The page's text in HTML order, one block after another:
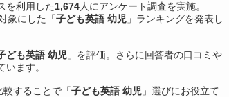
を利用した1,674人にアンケート調査を実施。
象にした「子ども英語 幼児 」ランキングを発表し
ども英語 幼児 」を評価。さらに回答者の口コミや
ます。
較することで「子ども英語 幼児 」選びにお役立て